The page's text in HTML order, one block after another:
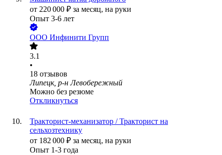
от 220 000 ₽ за месяц, на руки
Опыт 3-6 лет
ООО Инфинити Групп
3.1
•
18 отзывов
Липецк, р-н Левобережный
Можно без резюме
Откликнуться
Тракторист-механизатор / Тракторист на
сельхозтехнику
от 182 000 ₽ за месяц, на руки
Опыт 1-3 года